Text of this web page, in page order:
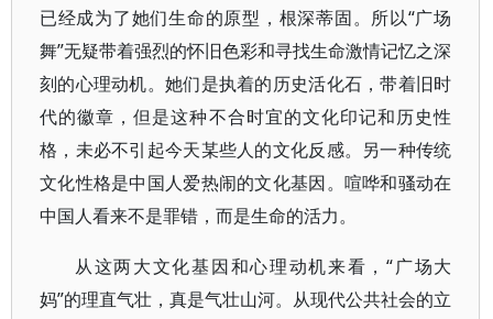
已经成为了她们生命的原型，根深蒂固。所以“广场
舞”无疑带着强烈的怀旧色彩和寻找生命激情记忆之深
刻的心理动机。她们是执着的历史活化石，带着旧时
代的徽章，但是这种不合时宜的文化印记和历史性
格，未必不引起今天某些人的文化反感。另一种传统
文化性格是中国人爱热闹的文化基因。喧哗和骚动在
中国人看来不是罪错，而是生命的活力。
从这两大文化基因和心理动机来看，“广场大
妈”的理直气壮，真是气壮山河。从现代公共社会的立